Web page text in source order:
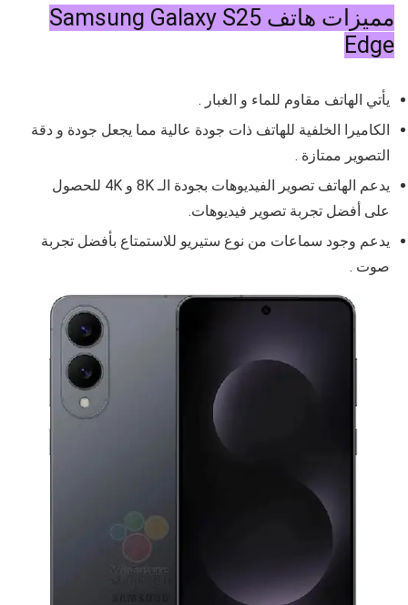
مميزات هاتف Samsung Galaxy S25
Edge
يأتي الهاتف مقاوم للماء و الغبار .
الكاميرا الخلفية للهاتف ذات جودة عالية مما يجعل جودة و دقة
التصوير ممتازة .
يدعم الهاتف تصوير الفيديوهات بجودة الـ8K و 4K للحصول
على أفضل تجربة تصوير فيديوهات.
يدعم وجود سماعات من نوع ستيريو للاستمتاع بأفضل تجربة
صوت .